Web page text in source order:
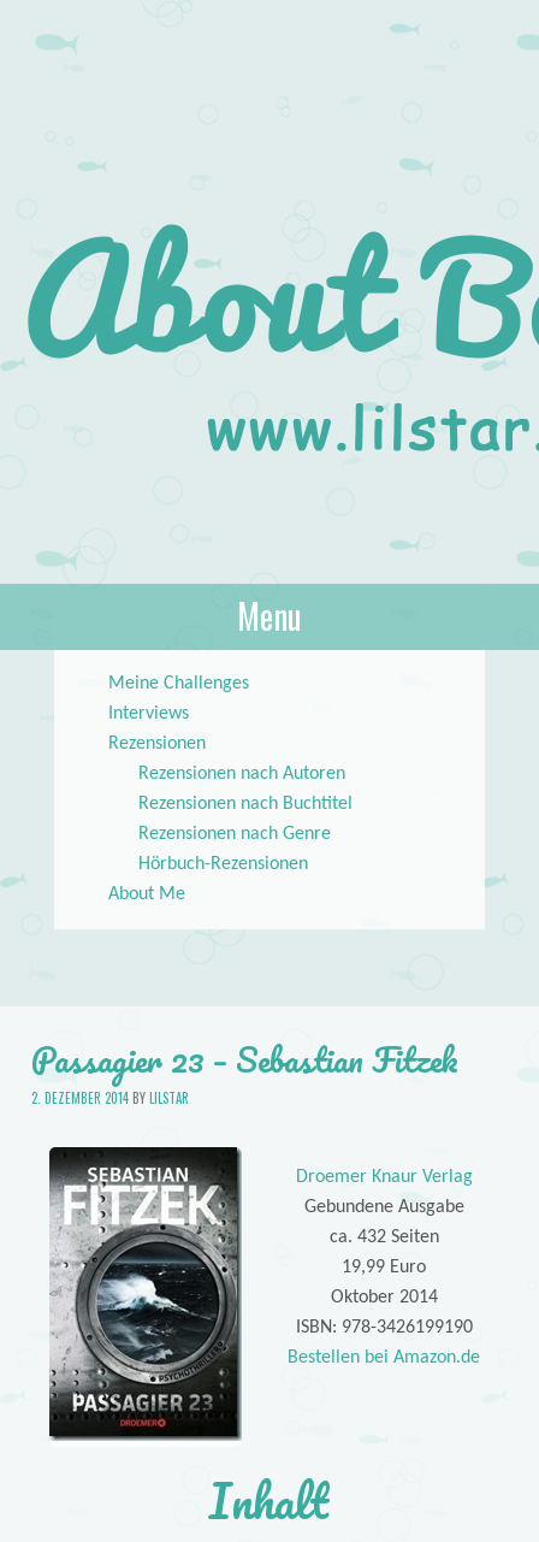
About Books
lilstar.de
Menu
Meine Challenges
Interviews
Rezensionen
Rezensionen nach Autoren
Rezensionen nach Buchtitel
Rezensionen nach Genre
Hörbuch-Rezensionen
About Me
Passagier 23 – Sebastian Fitzek
2. DEZEMBER 2014BYLILSTAR
Droemer Knaur Verlag
Gebundene Ausgabe
ca. 432 Seiten
19,99 Euro
Oktober 2014
ISBN: 978-3426199190
Bestellen bei Amazon.de
Inhalt